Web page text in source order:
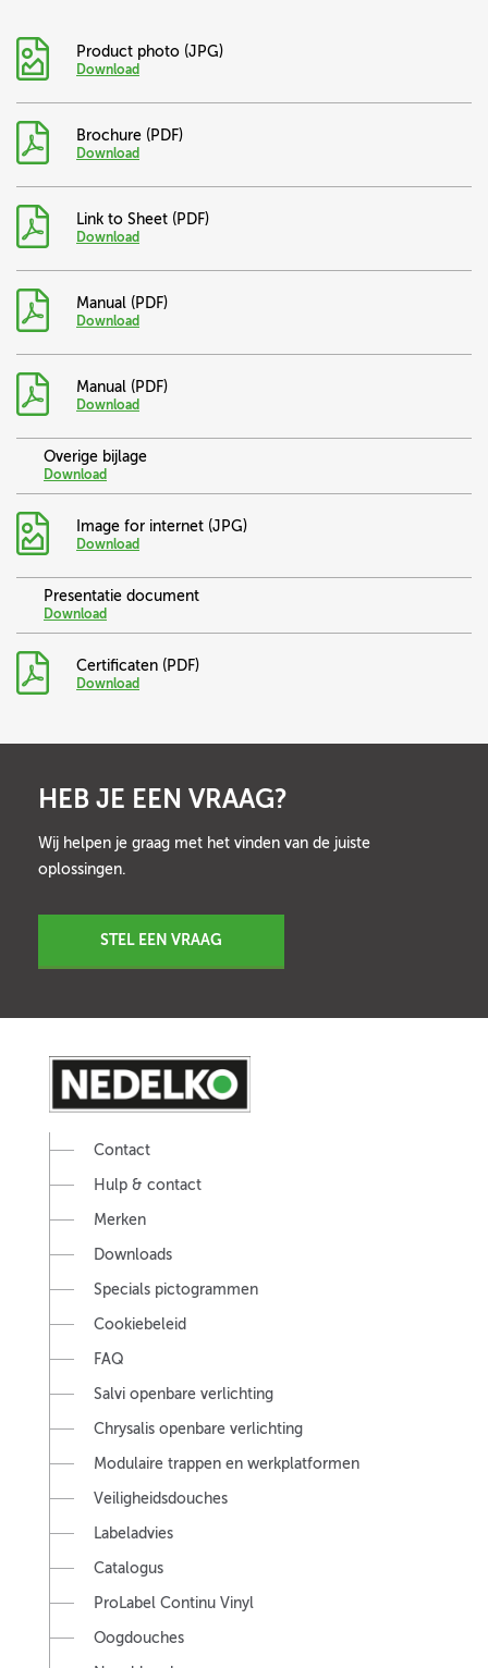
Product photo (JPG)
Download
Brochure (PDF)
Download
Link to Sheet (PDF)
Download
Manual (PDF)
Download
Manual (PDF)
Download
Overige bijlage
Download
Image for internet (JPG)
Download
Presentatie document
Download
Certificaten (PDF)
Download
HEB JE EEN VRAAG?
Wij helpen je graag met het vinden van de juiste
oplossingen.
STEL EEN VRAAG
Contact
Hulp & contact
Merken
Downloads
Specials pictogrammen
Cookiebeleid
FAQ
Salvi openbare verlichting
Chrysalis openbare verlichting
Modulaire trappen en werkplatformen
Veiligheidsdouches
Labeladvies
Catalogus
ProLabel Continu Vinyl
Oogdouches